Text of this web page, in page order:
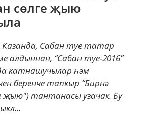
сөлге җыю
Казанда, Сабан туе татар
алдыннан, “Сабан туе-2016”
катнашучылар һәм
беренче тапкыр “Бирнә
җыю") тантанасы узачак. Бу